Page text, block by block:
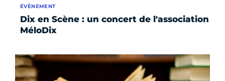
Dix en Scène : un concert de l'association
MéloDix
ÉVÈNEMENT